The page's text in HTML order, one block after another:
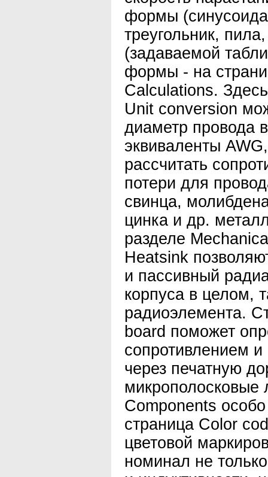
формы
треугольник,
(задаваемой
формы - на
Calculations.
Unit conversion
диаметр провода
эквиваленты
рассчитать
потери для
свинца,
цинка и др.
разделе
Heatsink
и пассивный
корпуса в целом,
радиоэлемента.
board поможет
сопротивлением
через печатную
микрополосковые
Components
страница Color
цветовой
номинал не